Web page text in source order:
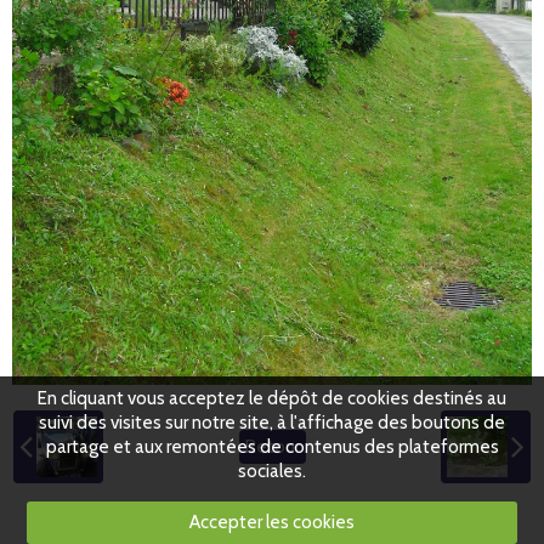
Retour
En cliquant vous acceptez le dépôt de cookies destinés au
suivi des visites sur notre site, à l'affichage des boutons de
partage et aux remontées de contenus des plateformes
sociales.
Accepter les cookies